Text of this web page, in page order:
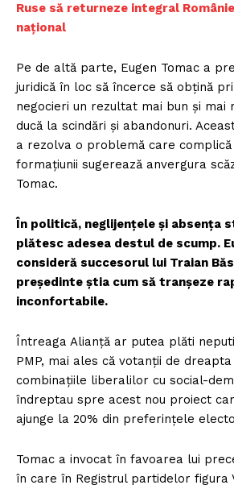
Ruse să returneze integral
național
Pe de altă parte, Eugen Tomac a
juridică în loc să încerce să obțină
negocieri un rezultat mai bun și mai
ducă la scindări și abandonuri.
a rezolva o problemă care complică
formațiunii sugerează anvergura
Tomac.
În politică, neglijențele și absența
plătesc adesea destul de scump.
consideră succesorul lui Traian
președinte știa cum să tranșeze
inconfortabile.
Întreaga Alianță ar putea plăti
PMP, mai ales că votanții de
combinațiile liberalilor cu social-
îndreptau spre acest nou proiect
ajunge la 20% din preferințele
Tomac a invocat în favoarea lui
în care în Registrul partidelor figura